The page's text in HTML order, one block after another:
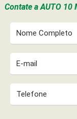
Contate aAUTO 10